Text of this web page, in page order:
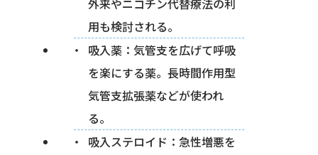
外来やニコチン代替療法の利
用も検討される。
吸入薬：気管支を広げて呼吸
を楽にする薬。長時間作用型
気管支拡張薬などが使われ
る。
吸入ステロイド：急性増悪を